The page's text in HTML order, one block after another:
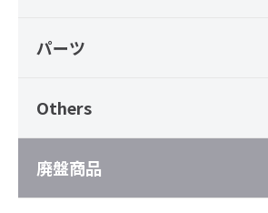
パーツ
Others
廃盤商品